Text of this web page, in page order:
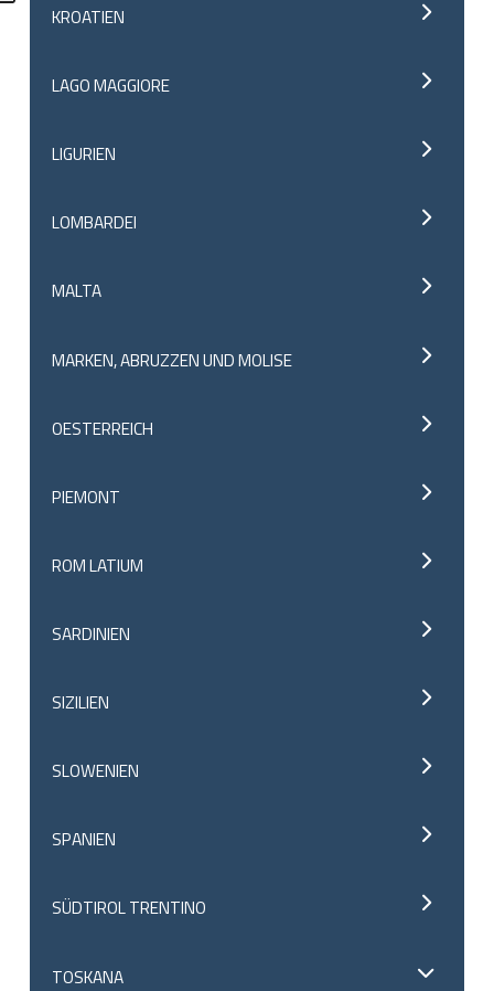
KROATIEN
LAGO MAGGIORE
LIGURIEN
LOMBARDEI
MALTA
MARKEN, ABRUZZEN UND MOLISE
OESTERREICH
PIEMONT
ROM LATIUM
SARDINIEN
SIZILIEN
SLOWENIEN
SPANIEN
SÜDTIROL TRENTINO
TOSKANA